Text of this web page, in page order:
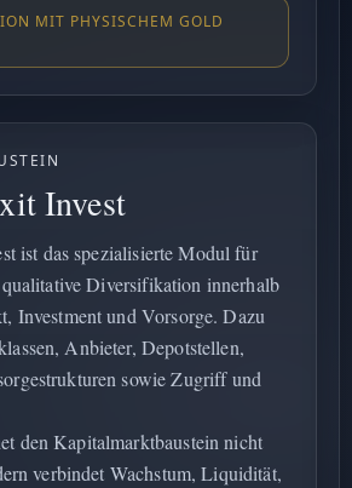
MIT PHYSISCHEM GOLD
Invest
ist das spezialisierte Modul für
Diversifikation innerhalb
Investment und Vorsorge. Dazu
Anbieter, Depotstellen,
sowie Zugriff und
den Kapitalmarktbaustein nicht
verbindet Wachstum, Liquidität,